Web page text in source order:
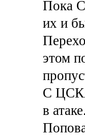
Пока
их и
этом
С
в